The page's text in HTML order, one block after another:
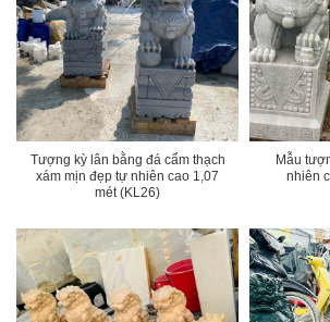
Tượng kỳ lân bằng đá cẩm thạch
xám mịn đẹp tự nhiên cao 1,07
mét (KL26)
Mẫu
nhiên